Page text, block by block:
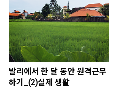
발리에서 한 달 동안 원격근무
하기_(2)실제 생활